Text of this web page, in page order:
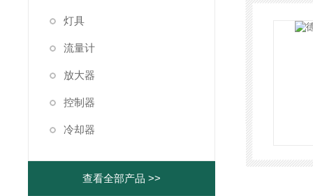
灯具
流量计
放大器
控制器
冷却器
查看全部产品 >>